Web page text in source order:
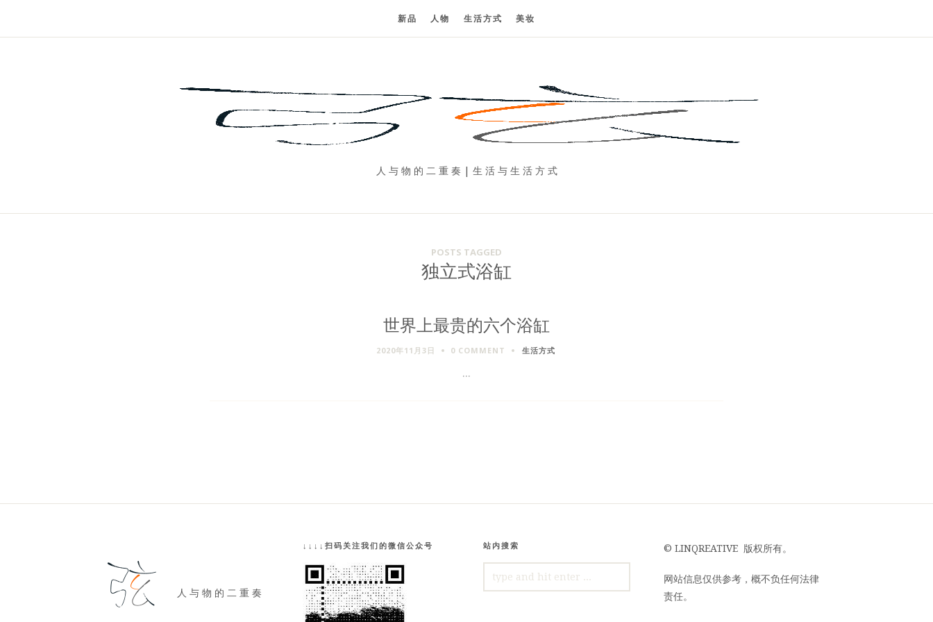
新品 人物 生活方式 美妆
人 与 物 的 二 重 奏 | 生 活 与 生 活 方 式
POSTS TAGGED
独立式浴缸
世界上最贵的六个浴缸
2020年11月3日 0 COMMENT 生活方式
...
人 与 物 的 二 重 奏
↓↓↓↓扫码关注我们的微信公众号 站内搜索
FOR:
© LINQREATIVE 版权所有。
网站信息仅供参考，概不负任何法律
责任。